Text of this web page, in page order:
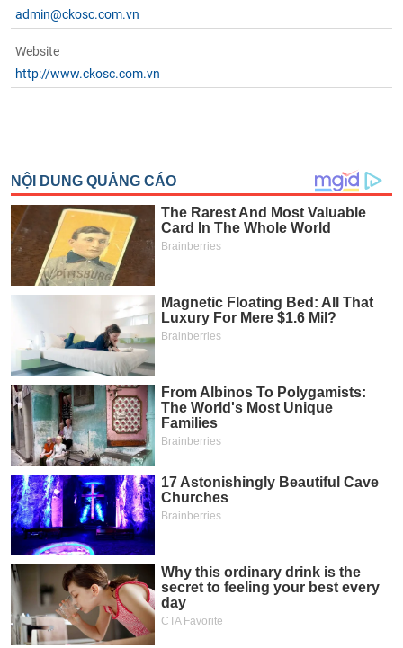
admin@ckosc.com.vn
Website
http://www.ckosc.com.vn